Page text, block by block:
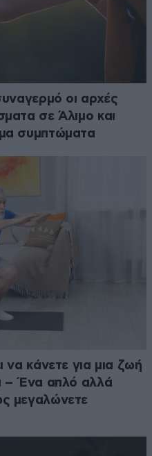
οι αρχές
σε Άλιμο και
συμπτώματα
να κάνετε για μια ζωή
– Ένα απλό αλλά
μεγαλώνετε